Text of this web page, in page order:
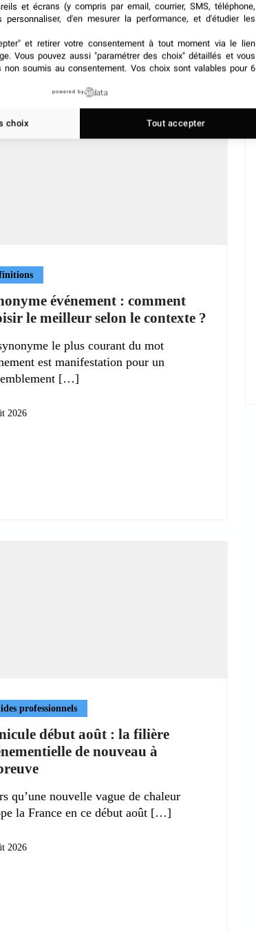
événement : comment
le meilleur selon le contexte ?
le plus courant du mot
est manifestation pour un
2026
professionnels
début août : la filière
de nouveau à
qu’une nouvelle vague de chaleur
la France en ce début août
2026
et écrans (y compris par email, courrier, SMS, téléphone,
d'en mesurer la performance, et d'étudier les
et retirer votre consentement à tout moment via le lien
. Vous pouvez aussi "paramétrer des choix" détaillés et vous
non soumis au consentement. Vos choix sont valables pour 6
powered by
choix Tout accepter